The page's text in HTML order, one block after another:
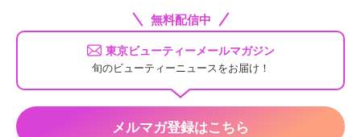
無料配信中
東京ビューティーメールマガジン
旬のビューティーニュースをお届け！
メルマガ登録はこちら